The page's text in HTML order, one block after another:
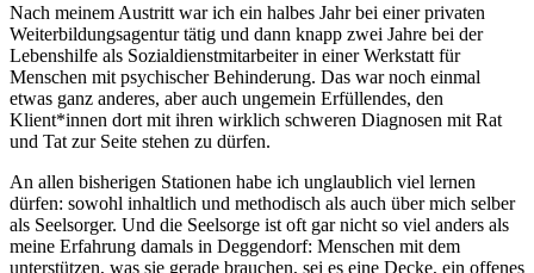
Nach meinem Austritt war ich ein halbes Jahr bei einer privaten
Weiterbildungsagentur tätig und dann knapp zwei Jahre bei der
Lebenshilfe als Sozialdienstmitarbeiter in einer Werkstatt für
Menschen mit psychischer Behinderung. Das war noch einmal
etwas ganz anderes, aber auch ungemein Erfüllendes, den
Klient*innen dort mit ihren wirklich schweren Diagnosen mit Rat
und Tat zur Seite stehen zu dürfen.
An allen bisherigen Stationen habe ich unglaublich viel lernen
dürfen: sowohl inhaltlich und methodisch als auch über mich selber
als Seelsorger. Und die Seelsorge ist oft gar nicht so viel anders als
meine Erfahrung damals in Deggendorf: Menschen mit dem
unterstützen, was sie gerade brauchen, sei es eine Decke, ein offenes